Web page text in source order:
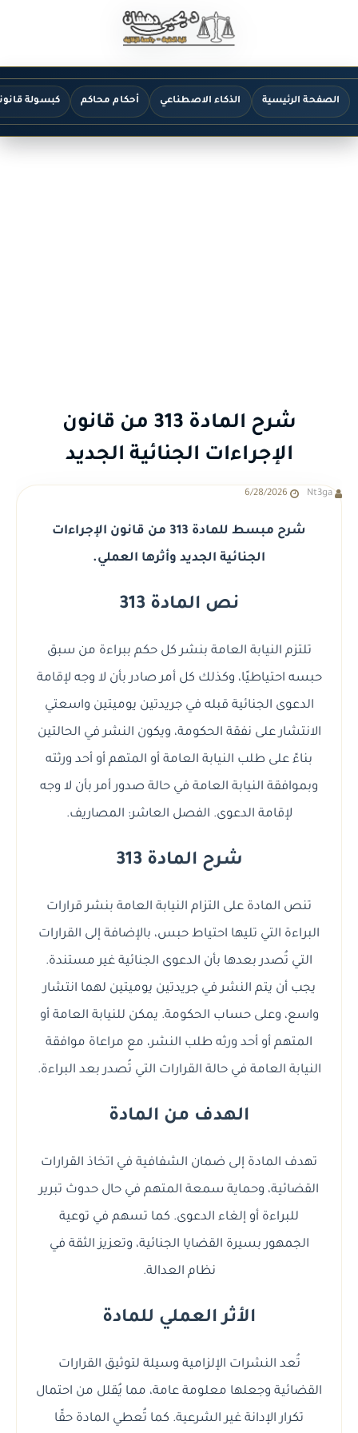
الصفحة الرئيسية الذكاء الاصطناعي أحكام محاكم كبسولة
شرح المادة 313 من قانون
الإجراءات الجنائية الجديد
Nt3ga
6/28/2026
شرح مبسط للمادة 313 من قانون الإجراءات
الجنائية الجديد وأثرها العملي.
نص المادة 313
تلتزم النيابة العامة بنشر كل حكم ببراءة من سبق
حبسه احتياطيًا، وكذلك كل أمر صادر بأن لا وجه لإقامة
الدعوى الجنائية قبله في جريدتين يوميتين واسعتي
الانتشار على نفقة الحكومة، ويكون النشر في الحالتين
بناءً على طلب النيابة العامة أو المتهم أو أحد ورثته
وبموافقة النيابة العامة في حالة صدور أمر بأن لا وجه
لإقامة الدعوى. الفصل العاشر: المصاريف.
شرح المادة 313
تنص المادة على التزام النيابة العامة بنشر قرارات
البراءة التي تليها احتياط حبس، بالإضافة إلى القرارات
التي تُصدر بعدها بأن الدعوى الجنائية غير مستندة.
يجب أن يتم النشر في جريدتين يوميتين لهما انتشار
واسع، وعلى حساب الحكومة. يمكن للنيابة العامة أو
المتهم أو أحد ورثه طلب النشر، مع مراعاة موافقة
النيابة العامة في حالة القرارات التي تُصدر بعد البراءة.
الهدف من المادة
تهدف المادة إلى ضمان الشفافية في اتخاذ القرارات
القضائية، وحماية سمعة المتهم في حال حدوث تبرير
للبراءة أو إلغاء الدعوى. كما تسهم في توعية
الجمهور بسيرة القضايا الجنائية، وتعزيز الثقة في
نظام العدالة.
الأثر العملي للمادة
تُعد النشرات الإلزامية وسيلة لتوثيق القرارات
القضائية وجعلها معلومة عامة، مما يُقلل من احتمال
تكرار الإدانة غير الشرعية. كما تُعطي المادة حقًا